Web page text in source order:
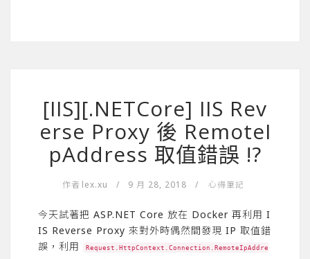
[IIS][.NETCore] IIS Rev
erse Proxy 後 RemoteI
pAddress 取值錯誤 !?
作者 lex.xu / 9 月 28, 2018 / 心得筆記
今天試著把 ASP.NET Core 放在 Docker 再利用 I
IS Reverse Proxy 來對外時偶然間發現 IP 取值錯
誤，利用
Request.HttpContext.Connection.RemoteIpAddre